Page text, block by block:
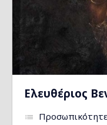
Ελευθέριος